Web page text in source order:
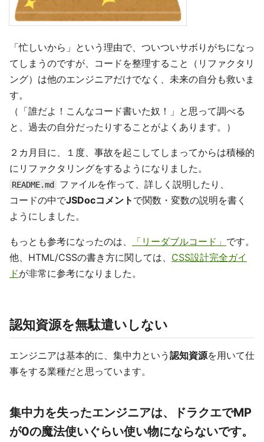
「忙しいから」という理由で、ついついサボりがちになっ
てしまうのですが、コードを整理すること（リファクタリ
ング）は他のエンジニアだけでなく、未来の自分も救いま
す。
（「誰だよ！こんなコード書いた奴！」と思って調べる
と、過去の自分だったりすることがよくあります。）
２カ月目に、１度、事故を起こしてしまってからは積極的
にリファクタリングをするようになりました。
README.md
ファイルを作って、詳しく説明したり、
コードの中でJSDocコメント で関数・変数の説明を書く
ようにしました。
もっとも参考になったのは、 「リーダブルコード」 です。
他、HTML/CSSの書き方に関しては、 CSS設計完全ガイ
ドが非常に参考になりました。
認知資源を無駄遣いしない
エンジニアは基本的に、集中力という 認知資源を用いて仕
事をする業種だと思っています。
集中力を失ったエンジニアは、ドラクエでMP
が0の魔法使いぐらい使い物にならないです。